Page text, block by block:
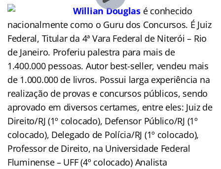
Willian Douglas é conhecido
nacionalmente como o Guru dos Concursos. É Juiz
Federal, Titular da 4ª Vara Federal de Niterói – Rio
de Janeiro. Proferiu palestra para mais de
1.400.000 pessoas. Autor best-seller, vendeu mais
de 1.000.000 de livros. Possui larga experiência na
realização de provas e concursos públicos, sendo
aprovado em diversos certames, entre eles: Juiz de
Direito/RJ (1º colocado), Defensor Público/RJ (1º
colocado), Delegado de Polícia/RJ (1º colocado),
Professor de Direito, na Universidade Federal
Fluminense – UFF (4º colocado) Analista